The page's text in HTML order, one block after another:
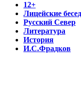
12+
Лицейские
Русский Север
Литература
История
И.С.Фрадков